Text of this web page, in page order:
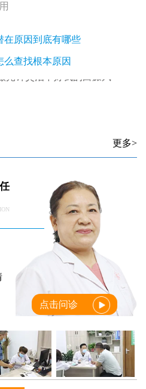
在原因到底有哪些
么查找根本原因
更多>
点击问诊